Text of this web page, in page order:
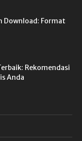
Download: Format
Rekomendasi
Anda